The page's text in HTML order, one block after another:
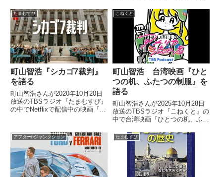
のトークで、いま映画産業が抱え
ている苦しみについて話していま
した。（伊集院光）さあ、お待た
せいたしました。映画には一言も
たまむすび
町山智浩『シカゴ7裁判』
を語る
町山智浩さんが2020年10月20日
放送のTBSラジオ『たまむすび』
の中でNetflixで配信中の映画『シ
国大会で平和的に行われるはずの
抗議デモ。警察との激しい衝突に
発展した後、主催...
こねくと
町山智浩 台湾映画『ひと
つの机、ふたつの制服』を
語る
町山智浩さんが2025年10月28日
放送のTBSラジオ『こねくと』の
中で台湾映画『ひとつの机、ふた
た。
アフター6ジャンクション たまむすび